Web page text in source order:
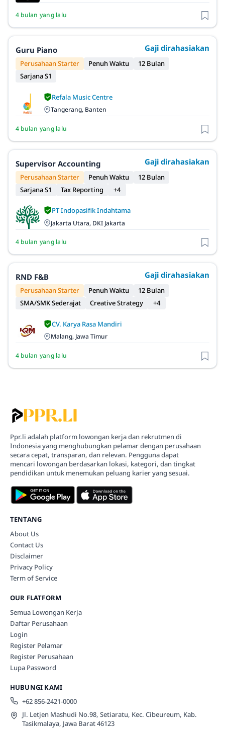
4 bulan yang lalu
Guru Piano Gaji dirahasiakan
Perusahaan Starter Penuh Waktu
12 Bulan
Sarjana S1
Refala Music Centre
Tangerang, Banten
4 bulan yang lalu
Supervisor Accounting Gaji dirahasiakan
Perusahaan Starter Penuh Waktu
12 Bulan
Sarjana S1
Tax Reporting +4
PT Indopasifik Indahtama
Jakarta Utara, DKI Jakarta
4 bulan yang lalu
RND F&B Gaji dirahasiakan
Perusahaan Starter Penuh Waktu
12 Bulan
SMA/SMK Sederajat
Creative Strategy +4
CV. Karya Rasa Mandiri
Malang, Jawa Timur
4 bulan yang lalu
Ppr.li adalah platform lowongan kerja dan rekrutmen di
Indonesia yang menghubungkan pelamar dengan perusahaan
secara cepat, transparan, dan relevan. Pengguna dapat
mencari lowongan berdasarkan lokasi, kategori, dan tingkat
pendidikan untuk menemukan peluang karier yang sesuai.
TENTANG
About Us
Contact Us
Disclaimer
Privacy Policy
Term of Service
OUR FLATFORM
Semua Lowongan Kerja
Daftar Perusahaan
Login
Register Pelamar
Register Perusahaan
Lupa Password
HUBUNGI KAMI
+62 856-2421-0000
Jl. Letjen Mashudi No.98, Setiaratu, Kec. Cibeureum, Kab.
Tasikmalaya, Jawa Barat 46123